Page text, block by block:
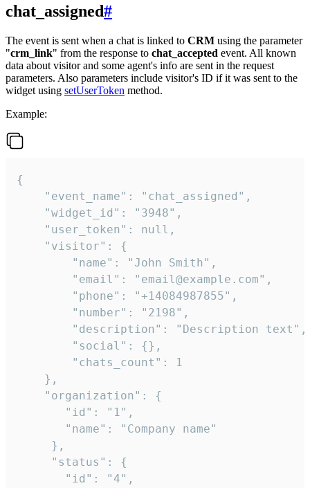
chat_assigned#
The event is sent when a chat is linked to CRM using the parameter
"crm_link" from the response to chat_accepted event. All known
data about visitor and some agent's info are sent in the request
parameters. Also parameters include visitor's ID if it was sent to the
widget using setUserToken method.
Example:
{
    "event_name": "chat_assigned",
    "widget_id": "3948",
    "user_token": null,
    "visitor": {
        "name": "John Smith",
        "email": "email@example.com",
        "phone": "+14084987855",
        "number": "2198",
        "description": "Description text",
        "social": {},
        "chats_count": 1
    },
    "organization": {
       "id": "1",
       "name": "Company name"
     },
     "status": {
       "id": "4",